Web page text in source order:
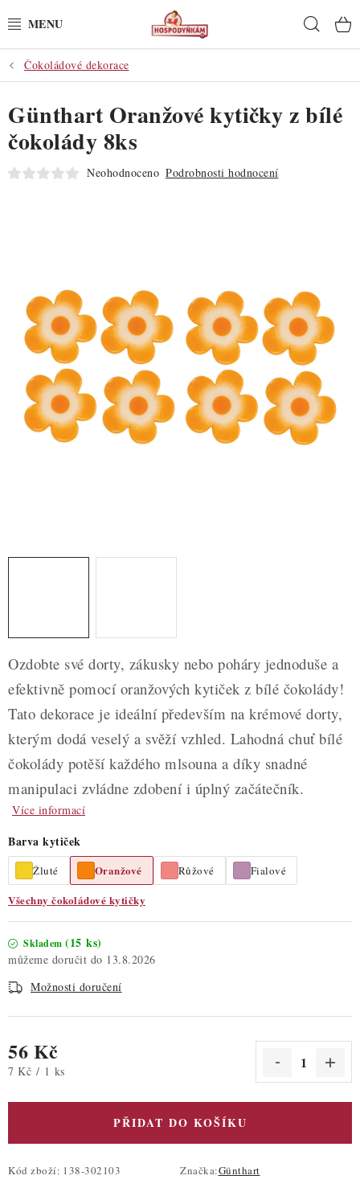
na
POTŘEBY
POMŮCKY
SUROVINY
POCHUTINY
ZDRAVÉ PEČENÍ
DÁRKOVÉ POUKAZY
TÉMATICKÉ PRODUKTY
Hodnocení obchodu
Blog
Moje objednávka
Podmínky ochrany osobních údajů
Čokoládové dekorace
Ozdobte své dorty, zákusky nebo poháry jednoduše a
efektivně pomocí oranžových kytiček z bílé čokolády!
Tato dekorace je ideální především na krémové dorty,
kterým dodá veselý a svěží vzhled. Lahodná chuť bílé
čokolády potěší každého mlsouna a díky snadné
manipulaci zvládne zdobení i úplný začátečník.
Více informací
Barva kytiček
Žluté Oranžové Růžové Fialové
Všechny čokoládové kytičky
Skladem (15 ks)
13.8.2026
Možnosti doručení
56 Kč
Měrná cena:
7 Kč / 1 ks
PŘIDAT DO KOŠÍKU
Kód zboží: 138-302103 Značka:Günthart
Günthart Oranžové kytičky z bílé
čokolády 8ks
Neohodnoceno Podrobnosti hodnocení